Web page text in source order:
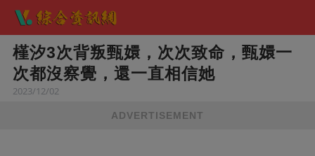
槿汐3次背叛甄嬛，次次致命，甄嬛一
次都沒察覺，還一直相信她
2023/12/02
ADVERTISEMENT